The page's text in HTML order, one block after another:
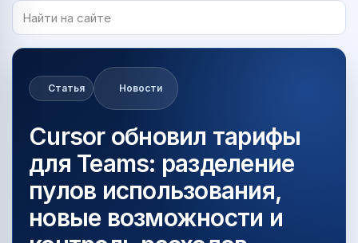
Статья Новости
Cursor обновил тарифы
для Teams: разделение
пулов использования,
новые возможности и